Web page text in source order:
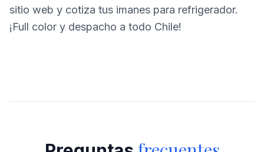
sitio web y cotiza tus imanes para refrigerador.
¡Full color y despacho a todo Chile!